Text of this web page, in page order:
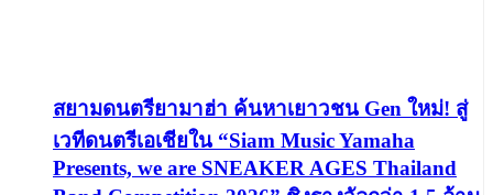
สยามดนตรียามาฮ่า ค้นหาเยาวชน Gen ใหม่! สู่
เวทีดนตรีเอเชียใน “Siam Music Yamaha
Presents, we are SNEAKER AGES Thailand